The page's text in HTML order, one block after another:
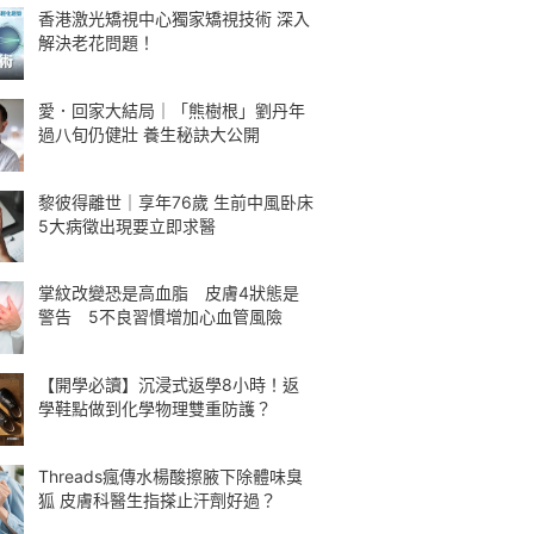
香港激光矯視中心獨家矯視技術 深入
解決老花問題！
愛．回家大結局｜「熊樹根」劉丹年
過八旬仍健壯 養生秘訣大公開
黎彼得離世｜享年76歲 生前中風卧床
5大病徵出現要立即求醫
掌紋改變恐是高血脂 皮膚4狀態是
警告 5不良習慣增加心血管風險
【開學必讀】沉浸式返學8小時！返
學鞋點做到化學物理雙重防護？
Threads瘋傳水楊酸擦腋下除體味臭
狐 皮膚科醫生指搽止汗劑好過？